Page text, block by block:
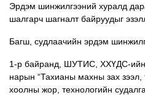
Эрдэм шинжилгээний хуралд
шалгарч шагналт байруудыг
Багш, судлаачийн эрдэм
1-р байранд, ШУТИС, ХХҮДС-
нарын “Тахианы махны зах зээл,
хоолны жор, технологийн